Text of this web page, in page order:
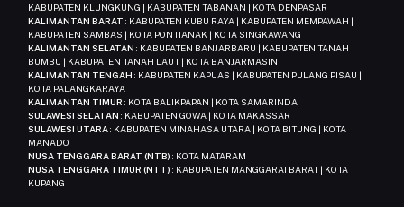
KABUPATEN KLUNGKUNG | KABUPATEN TABANAN | KOTA DENPASAR
KALIMANTAN BARAT : KABUPATEN KUBU RAYA | KABUPATEN MEMPAWAH |
KABUPATEN SAMBAS | KOTA PONTIANAK | KOTA SINGKAWANG
KALIMANTAN SELATAN : KABUPATEN BANJARBARU | KABUPATEN TANAH
BUMBU | KABUPATEN TANAH LAUT | KOTA BANJARMASIN
KALIMANTAN TENGAH : KABUPATEN KAPUAS | KABUPATEN PULANG PISAU |
KOTA PALANGKARAYA
KALIMANTAN TIMUR : KOTA BALIKPAPAN | KOTA SAMARINDA
SULAWESI SELATAN : KABUPATEN GOWA | KOTA MAKASSAR
SULAWESI UTARA: KABUPATEN MINAHASA UTARA | KOTA BITUNG | KOTA
MANADO
NUSA TENGGARA BARAT (NTB) : KOTA MATARAM
NUSA TENGGARA TIMUR (NTT) : KABUPATEN MANGGARAI BARAT | KOTA
KUPANG